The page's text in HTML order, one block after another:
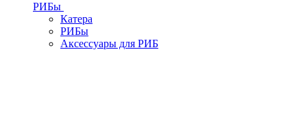
РИБы
Катера
РИБы
Аксессуары для РИБ